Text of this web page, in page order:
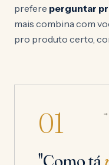
prefere perguntar
mais combina com
pro produto certo,
01
"Como tá